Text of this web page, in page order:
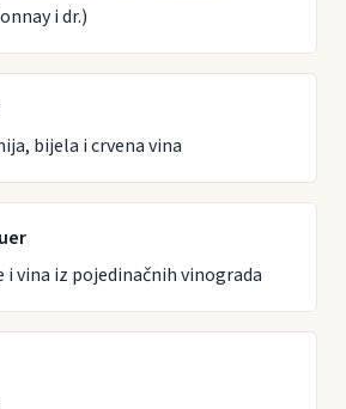
i dr.)
bijela i crvena vina
i vina iz pojedinačnih vinograda